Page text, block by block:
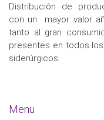
Distribución de
con un mayor valor
tanto al gran
presentes en todos
siderúrgicos.
Menu